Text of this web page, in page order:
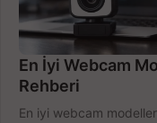
En İyi Webcam
Rehberi
En iyi webcam